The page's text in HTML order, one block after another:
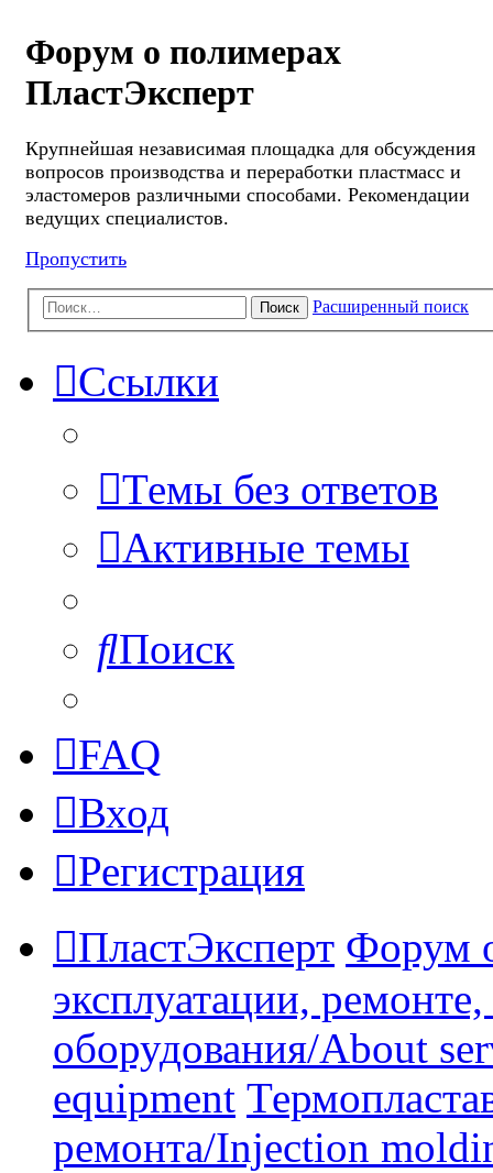
Форум о полимерах
ПластЭксперт
Крупнейшая независимая площадка для обсуждения
вопросов производства и переработки пластмасс и
эластомеров различными способами. Рекомендации
ведущих специалистов.
Пропустить
Поиск Расширенный поиск
Ссылки
Темы без ответов
Активные темы
Поиск
FAQ
Вход
Регистрация
ПластЭксперт Форум
эксплуатации,
оборудования/About
equipment
ремонта/Injection